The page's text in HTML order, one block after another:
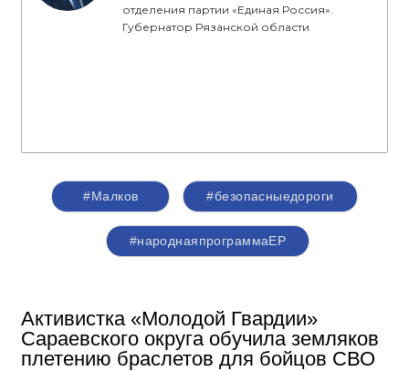
отделения партии «Единая Россия».
Губернатор Рязанской области
#Малков #безопасныедороги
#народнаяпрограммаЕР
Активистка «Молодой Гвардии»
Сараевского округа обучила земляков
плетению браслетов для бойцов СВО